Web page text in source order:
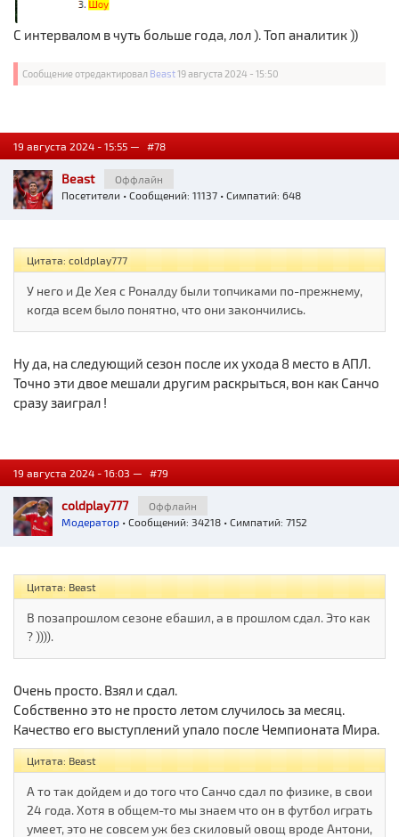
С интервалом в чуть больше года, лол ). Топ аналитик ))
Сообщение отредактировал Beast19 августа 2024 - 15:50
19 августа 2024 - 15:55 — #78
Beast
Оффлайн
Посетители • Сообщений: 11137 • Симпатий: 648
Цитата: coldplay777
У него и Де Хея с Роналду были топчиками по-прежнему,
когда всем было понятно, что они закончились.
Ну да, на следующий сезон после их ухода 8 место в АПЛ.
Точно эти двое мешали другим раскрыться, вон как Санчо
сразу заиграл !
19 августа 2024 - 16:03 — #79
coldplay777
Оффлайн
Модератор • Сообщений: 34218 • Симпатий: 7152
Цитата: Beast
В позапрошлом сезоне ебашил, а в прошлом сдал. Это как
? )))).
Очень просто. Взял и сдал.
Собственно это не просто летом случилось за месяц.
Качество его выступлений упало после Чемпионата Мира.
Цитата: Beast
А то так дойдем и до того что Санчо сдал по физике, в свои
24 года. Хотя в общем-то мы знаем что он в футбол играть
умеет, это не совсем уж без скиловый овощ вроде Антони,